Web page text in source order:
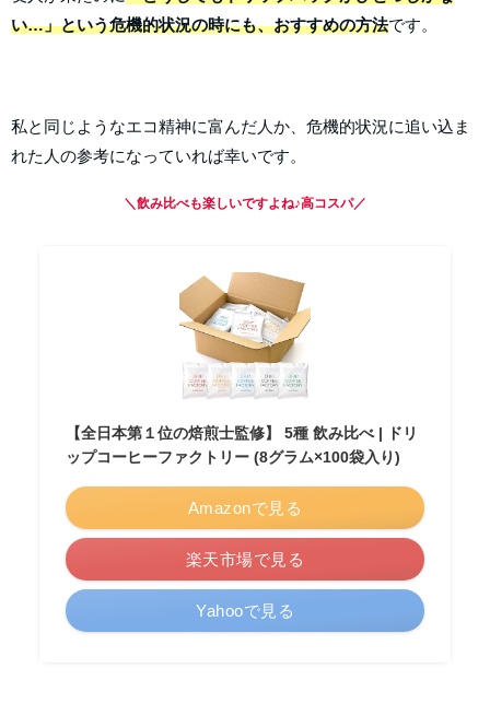
い…」という危機的状況の時にも、おすすめの方法です。
私と同じようなエコ精神に富んだ人か、危機的状況に追い込ま
れた人の参考になっていれば幸いです。
＼飲み比べも楽しいですよね♪高コスパ／
【全日本第１位の焙煎士監修】 5種 飲み比べ | ドリ
ップコーヒーファクトリー (8グラム×100袋入り)
Amazonで見る
楽天市場で見る
Yahooで見る